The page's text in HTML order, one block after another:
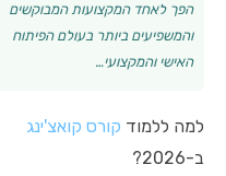
הפך לאחד המקצועות המבוקשים
והמשפיעים ביותר בעולם הפיתוח
האישי והמקצועי…
למה ללמוד קורס קואצ'ינג
ב-2026?